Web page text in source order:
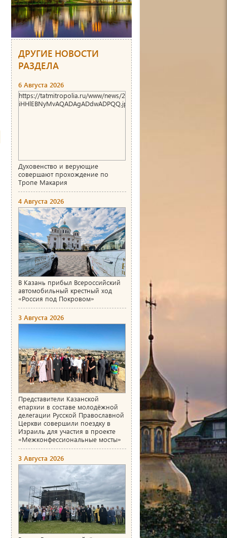
ДРУГИЕ НОВОСТИ
РАЗДЕЛА
6 Августа 2026
https://tatmitropolia.ru/www/news/2026/8/
iHHlEBNyMvAQADAgADdwADPQQ.jpg
Духовенство и верующие
совершают прохождение по
Тропе Макария
4 Августа 2026
В Казань прибыл Всероссийский
автомобильный крестный ход
«Россия под Покровом»
3 Августа 2026
Представители Казанской
епархии в составе молодёжной
делегации Русской Православной
Церкви совершили поездку в
Израиль для участия в проекте
«Межконфессиональные мосты»
3 Августа 2026